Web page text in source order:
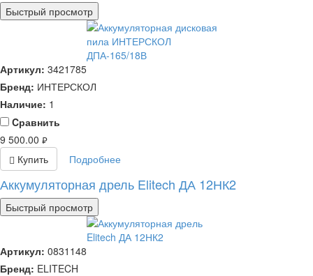
Быстрый просмотр
Артикул: 3421785
Бренд: ИНТЕРСКОЛ
Наличие: 1
Cравнить
9 500.00 руб.
Купить Подробнее
Аккумуляторная дрель Elitech ДА 12НК2
Быстрый просмотр
Артикул: 0831148
Бренд: ELITECH